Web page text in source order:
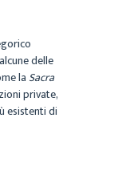
delle
la Sacra
private,
esistenti di